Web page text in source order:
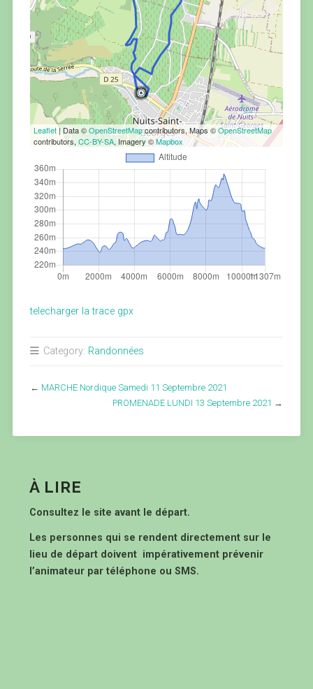
Leaflet| Data ©OpenStreetMapcontributors, Maps ©OpenStreetMap
contributors, CC-BY-SA, Imagery ©Mapbox
telecharger la trace gpx
Category: Randonnées
← MARCHE Nordique Samedi 11 Septembre 2021
PROMENADE LUNDI 13 Septembre 2021 →
À LIRE
Consultez le site avant le départ.
Les personnes qui se rendent directement sur le
lieu de départ doivent impérativement prévenir
l’animateur par téléphone ou SMS.